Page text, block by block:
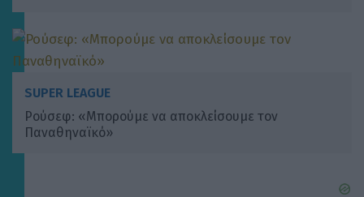
SUPER LEAGUE
Ρούσεφ: «Μπορούμε να αποκλείσουμε τον
Παναθηναϊκό»